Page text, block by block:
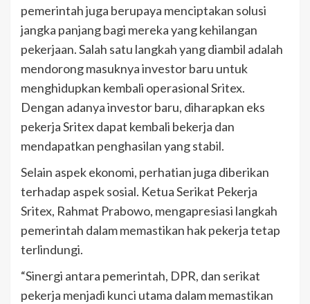
pemerintah juga berupaya menciptakan solusi
jangka panjang bagi mereka yang kehilangan
pekerjaan. Salah satu langkah yang diambil adalah
mendorong masuknya investor baru untuk
menghidupkan kembali operasional Sritex.
Dengan adanya investor baru, diharapkan eks
pekerja Sritex dapat kembali bekerja dan
mendapatkan penghasilan yang stabil.
Selain aspek ekonomi, perhatian juga diberikan
terhadap aspek sosial. Ketua Serikat Pekerja
Sritex, Rahmat Prabowo, mengapresiasi langkah
pemerintah dalam memastikan hak pekerja tetap
terlindungi.
“Sinergi antara pemerintah, DPR, dan serikat
pekerja menjadi kunci utama dalam memastikan